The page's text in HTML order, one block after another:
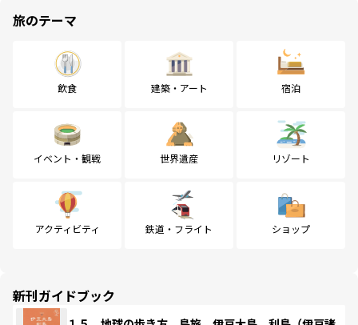
旅のテーマ
飲食 建築・アート 宿泊
イベント・観戦 世界遺産 リゾート
アクティビティ 鉄道・フライト ショップ
新刊ガイドブック